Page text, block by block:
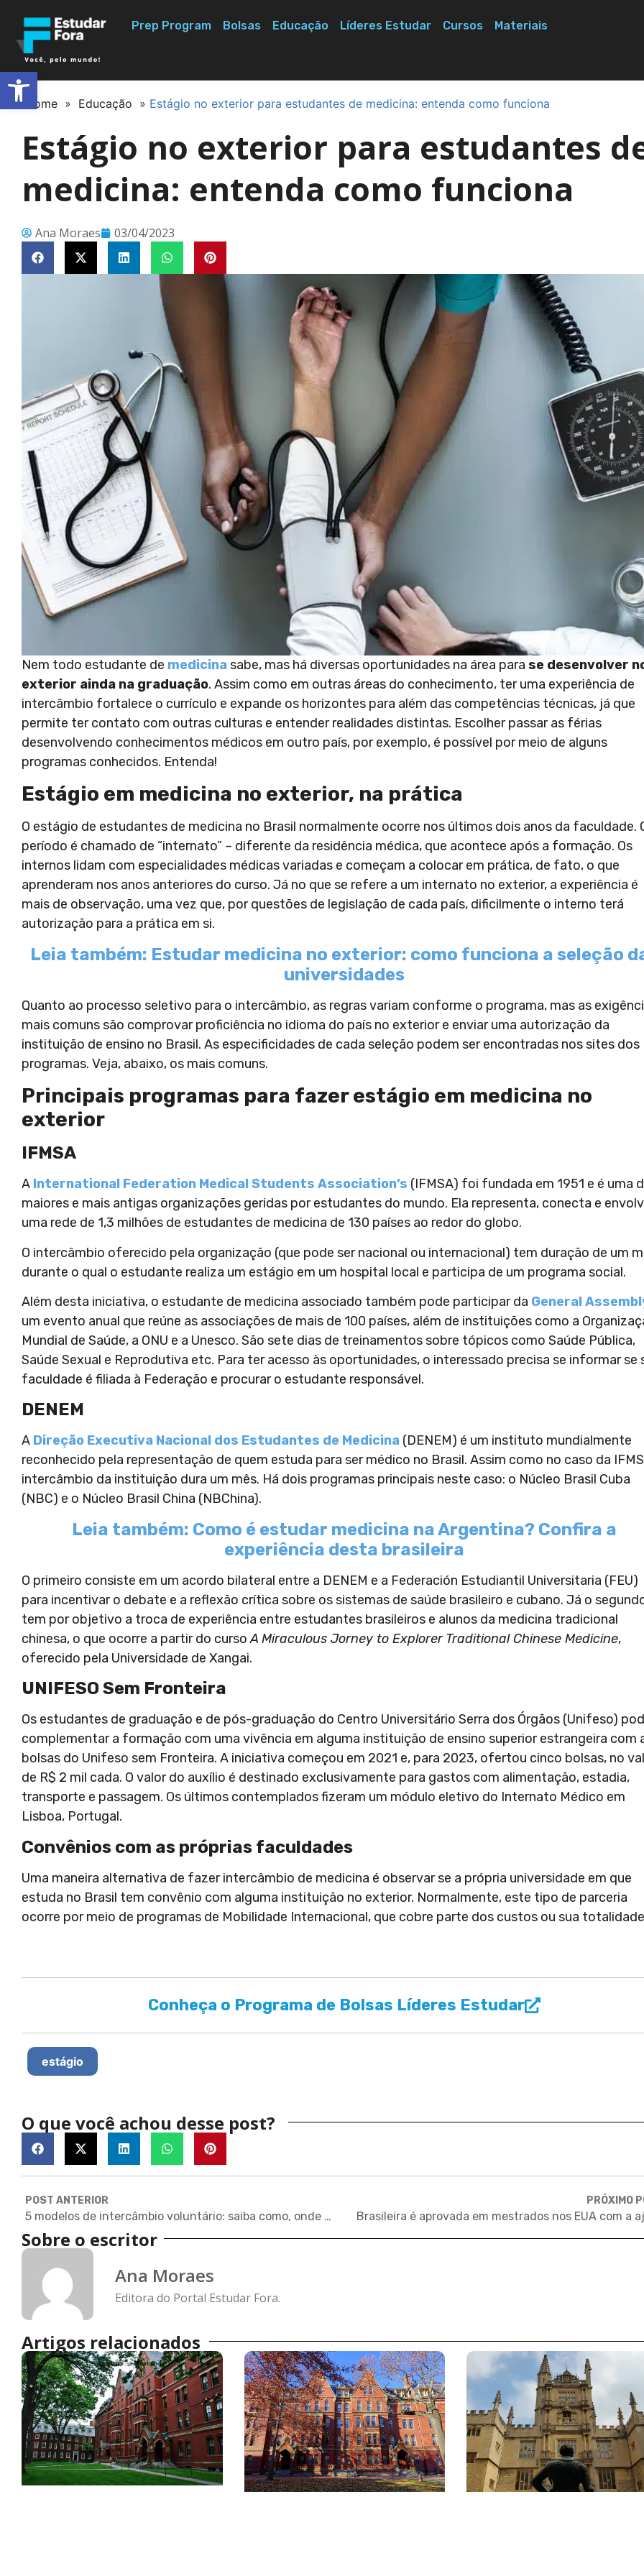
Prep Program Bolsas Educação Líderes Estudar Cursos Materiais
Home » Educação » Estágio no exterior para estudantes de medicina: entenda como funciona
Estágio no exterior para estudantes
medicina: entenda como funciona
Ana Moraes 03/04/2023
Nem todo estudante de medicinasabe, mas há diversas oportunidades na área para se desenvolver
exterior ainda na graduação. Assim como em outras áreas do conhecimento, ter uma experiência de
intercâmbio fortalece o currículo e expande os horizontes para além das competências técnicas, já que
permite ter contato com outras culturas e entender realidades distintas. Escolher passar as férias
desenvolvendo conhecimentos médicos em outro país, por exemplo, é possível por meio de alguns
programas conhecidos. Entenda!
Estágio em medicina no exterior, na prática
O estágio de estudantes de medicina no Brasil normalmente ocorre nos últimos dois anos da faculdade.
período é chamado de “internato” – diferente da residência médica, que acontece após a formação. Os
internos lidam com especialidades médicas variadas e começam a colocar em prática, de fato, o que
aprenderam nos anos anteriores do curso. Já no que se refere a um internato no exterior, a experiência é
mais de observação, uma vez que, por questões de legislação de cada país, dificilmente o interno terá
autorização para a prática em si.
Leia também: Estudar medicina no exterior: como funciona a seleção
universidades
Quanto ao processo seletivo para o intercâmbio, as regras variam conforme o programa, mas as
mais comuns são comprovar proficiência no idioma do país no exterior e enviar uma autorização da
instituição de ensino no Brasil. As especificidades de cada seleção podem ser encontradas nos sites dos
programas. Veja, abaixo, os mais comuns.
Principais programas para fazer estágio em medicina no
exterior
IFMSA
A International Federation Medical Students Association’s (IFMSA) foi fundada em 1951 e é uma
maiores e mais antigas organizações geridas por estudantes do mundo. Ela representa, conecta e
uma rede de 1,3 milhões de estudantes de medicina de 130 países ao redor do globo.
O intercâmbio oferecido pela organização (que pode ser nacional ou internacional) tem duração de um
durante o qual o estudante realiza um estágio em um hospital local e participa de um programa social.
Além desta iniciativa, o estudante de medicina associado também pode participar da General
um evento anual que reúne as associações de mais de 100 países, além de instituições como a
Mundial de Saúde, a ONU e a Unesco. São sete dias de treinamentos sobre tópicos como Saúde Pública,
Saúde Sexual e Reprodutiva etc. Para ter acesso às oportunidades, o interessado precisa se informar se
faculdade é filiada à Federação e procurar o estudante responsável.
DENEM
A Direção Executiva Nacional dos Estudantes de Medicina (DENEM) é um instituto mundialmente
reconhecido pela representação de quem estuda para ser médico no Brasil. Assim como no caso da
intercâmbio da instituição dura um mês. Há dois programas principais neste caso: o Núcleo Brasil Cuba
(NBC) e o Núcleo Brasil China (NBChina).
Leia também: Como é estudar medicina na Argentina? Confira a
experiência desta brasileira
O primeiro consiste em um acordo bilateral entre a DENEM e a Federación Estudiantil Universitaria (FEU)
para incentivar o debate e a reflexão crítica sobre os sistemas de saúde brasileiro e cubano. Já o
tem por objetivo a troca de experiência entre estudantes brasileiros e alunos da medicina tradicional
chinesa, o que ocorre a partir do cursoA Miraculous Jorney to Explorer Traditional Chinese Medicine,
oferecido pela Universidade de Xangai.
UNIFESO Sem Fronteira
Os estudantes de graduação e de pós-graduação do Centro Universitário Serra dos Órgãos (Unifeso)
complementar a formação com uma vivência em alguma instituição de ensino superior estrangeira com
bolsas do Unifeso sem Fronteira. A iniciativa começou em 2021 e, para 2023, ofertou cinco bolsas, no
de R$ 2 mil cada. O valor do auxílio é destinado exclusivamente para gastos com alimentação, estadia,
transporte e passagem. Os últimos contemplados fizeram um módulo eletivo do Internato Médico em
Lisboa, Portugal.
Convênios com as próprias faculdades
Uma maneira alternativa de fazer intercâmbio de medicina é observar se a própria universidade em que
estuda no Brasil tem convênio com alguma instituição no exterior. Normalmente, este tipo de parceria
ocorre por meio de programas de Mobilidade Internacional, que cobre parte dos custos ou sua
Conheça o Programa de Bolsas Líderes Estudar
estágio
O que você achou desse post?
POST ANTERIOR
5 modelos de intercâmbio voluntário: saiba como, onde e por que fazer
PRÓXIMO
Sobre o escritor
Ana Moraes
Editora do Portal Estudar Fora.
Artigos relacionados
Abrir a barra de ferramentas